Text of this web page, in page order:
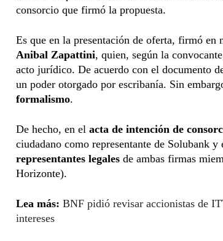
consorcio que firmó la propuesta.
Es que en la presentación de oferta, firmó en
Anibal Zapattini, quien, según la
acto jurídico. De acuerdo con el documento
un poder otorgado por escribanía. Sin
formalismo.
De hecho, en el acta de intención de
ciudadano como representante de Solubank y
representantes legales de ambas firmas
Horizonte).
Lea más: BNF pidió revisar accionistas de
intereses